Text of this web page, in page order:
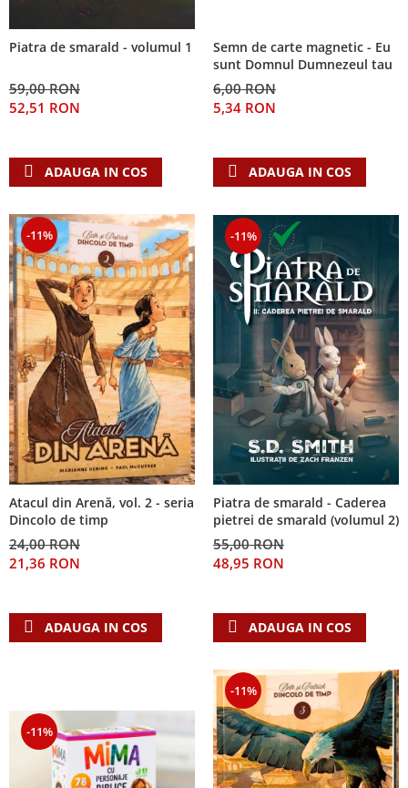
Piatra de smarald - volumul 1
59,00 RON
52,51 RON
ADAUGA IN COS
Semn de carte magnetic - Eu
sunt Domnul Dumnezeul tau
6,00 RON
5,34 RON
ADAUGA IN COS
-11%
Atacul din Arenă, vol. 2 - seria
Dincolo de timp
24,00 RON
21,36 RON
ADAUGA IN COS
-11%
Piatra de smarald - Caderea
pietrei de smarald (volumul 2)
55,00 RON
48,95 RON
ADAUGA IN COS
-11%
-11%